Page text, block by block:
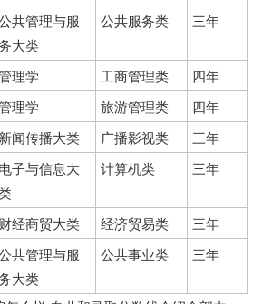
共管理与服
大类
公共服务类 三年
理学 工商管理类
四年
理学 旅游管理类
四年
新闻传播大类 广播影视类
三年
电子与信息大
计算机类 三年
财经商贸大类 经济贸易类
三年
共管理与服
大类
公共事业类 三年